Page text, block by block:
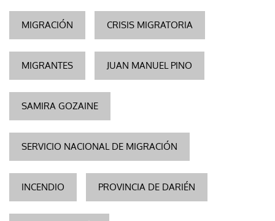
MIGRACIÓN CRISIS MIGRATORIA
MIGRANTES JUAN MANUEL PINO
SAMIRA GOZAINE
SERVICIO NACIONAL DE MIGRACIÓN
INCENDIO PROVINCIA DE DARIÉN